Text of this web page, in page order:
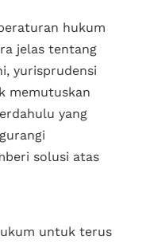
hukum
jelas tentang
yurisprudensi
memutuskan
yang
solusi atas
untuk terus